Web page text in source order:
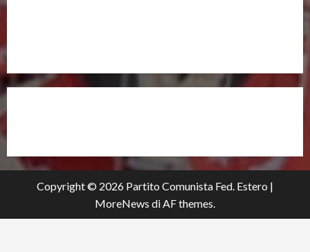
Copyright © 2026 Partito Comunista Fed. Estero |
MoreNews di AF themes.